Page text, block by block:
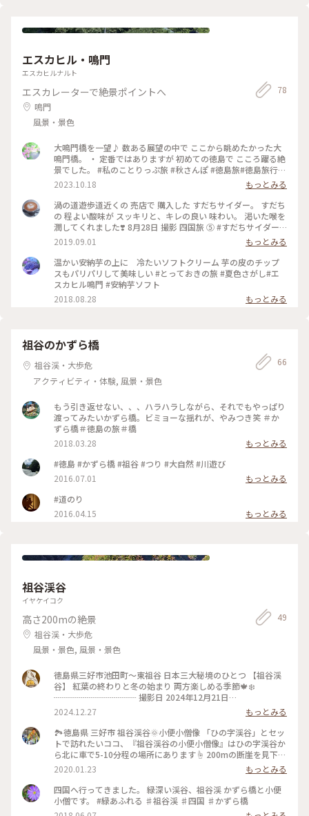
ました♡可愛いもの、素敵なものを見ると元気が出る私です。
#Myことりっぷ #わたしの街 #カフェギャラリー #風待ちの
丘ルン
エスカヒル・鳴門
エスカヒルナルト
エスカレーターで絶景ポイントへ
鳴門
風景・景色
78
大鳴門橋を一望♪ 数ある展望の中で ここから眺めたかった大
鳴門橋。 ・ 定番ではありますが 初めての徳島で こころ躍る絶
景でした。 #私のことりっぷ旅 #秋さんぽ #徳島旅#徳島旅行#
大鳴門橋#エスカヒル鳴門
2023.10.18
もっとみる
渦の道遊歩道近くの 売店で 購入した すだちサイダー。 すだち
の 程よい酸味が スッキリと、キレの良い 味わい。 渇いた喉を
潤してくれました❣️ 8月28日 撮影 四国旅 ➄ #すだちサイダー #
渦の道 #鳴門 #司菊酒造 #大鳴門橋 #エスカヒル鳴門 #展望台 #
ことりっぷ四国 #ことりっぷ徳島 #旅のひととき #四国日和
2019.09.01
もっとみる
温かい安納芋の上に 冷たいソフトクリーム 芋の皮のチップ
スもパリパリして美味しい #とっておきの旅 #夏色さがし#エ
スカヒル鳴門 #安納芋ソフト
2018.08.28
もっとみる
祖谷のかずら橋
祖谷渓・大歩危
アクティビティ・体験, 風景・景色
66
もう引き返せない、、、ハラハラしながら、それでもやっぱり
渡ってみたいかずら橋。ビミョーな揺れが、やみつき笑 ＃か
ずら橋＃徳島の旅＃橋
2018.03.28
もっとみる
#徳島 #かずら橋 #祖谷 #つり #大自然 #川遊び
2016.07.01
もっとみる
#道のり
2016.04.15
もっとみる
祖谷渓谷
イヤケイコク
高さ200mの絶景
祖谷渓・大歩危
風景・景色, 風景・景色
49
徳島県三好市池田町〜東祖谷 日本三大秘境のひとつ 【祖谷渓
谷】 紅葉の終わりと冬の始まり 両方楽しめる季節🍁❄️
┈┈┈┈┈┈┈┈┈┈ 撮影日 2024年12月21日
┈┈┈┈┈┈┈┈┈┈ #ベストトリップ2024 #紅葉 #雪 #冬 #
四国 #徳島 #三好 #祖谷渓
2024.12.27
もっとみる
🏞徳島県 三好市 祖谷渓谷🌞小便小僧像 「ひの字渓谷」とセッ
トで訪れたいココ、『祖谷渓谷の小便小僧像』はひの字渓谷か
ら北に車で5-10分程の場所にあります☝ 200mの断崖を見下ろ
しながら“シャー”っとしている彼、見れば見るほどスゴい場所
に居ます😆💦 駐車場は無く路上駐車して長居しないようにす
る場所ですが、自分達が行ったタイミングは車停める場所に困
る感じでした💦 先に行ってもUターンする所を探すのが大変な
ので、お気をつけあそばせ😉 🔹🔸🔹🐤🔸🔹🔸🐤🔹🔸🔹🐤
2020.01.23
もっとみる
四国へ行ってきました。 緑深い渓谷、祖谷渓 かずら橋と小便
小僧です。 #緑あふれる ♯祖谷渓 ♯四国 ♯かずら橋